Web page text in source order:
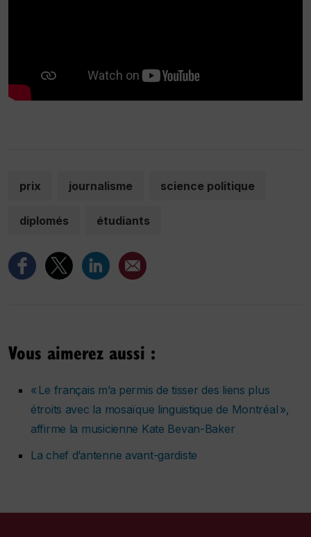
prix journalisme science politique
diplomés étudiants
Vous aimerez aussi :
« Le français m’a permis de tisser des liens plus
étroits avec la mosaïque linguistique de Montréal »,
affirme la musicienne Kate Bevan-Baker
La chef d’antenne avant-gardiste